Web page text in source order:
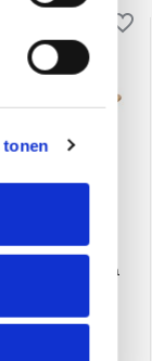
tonen
dining
cm
4 Seasons